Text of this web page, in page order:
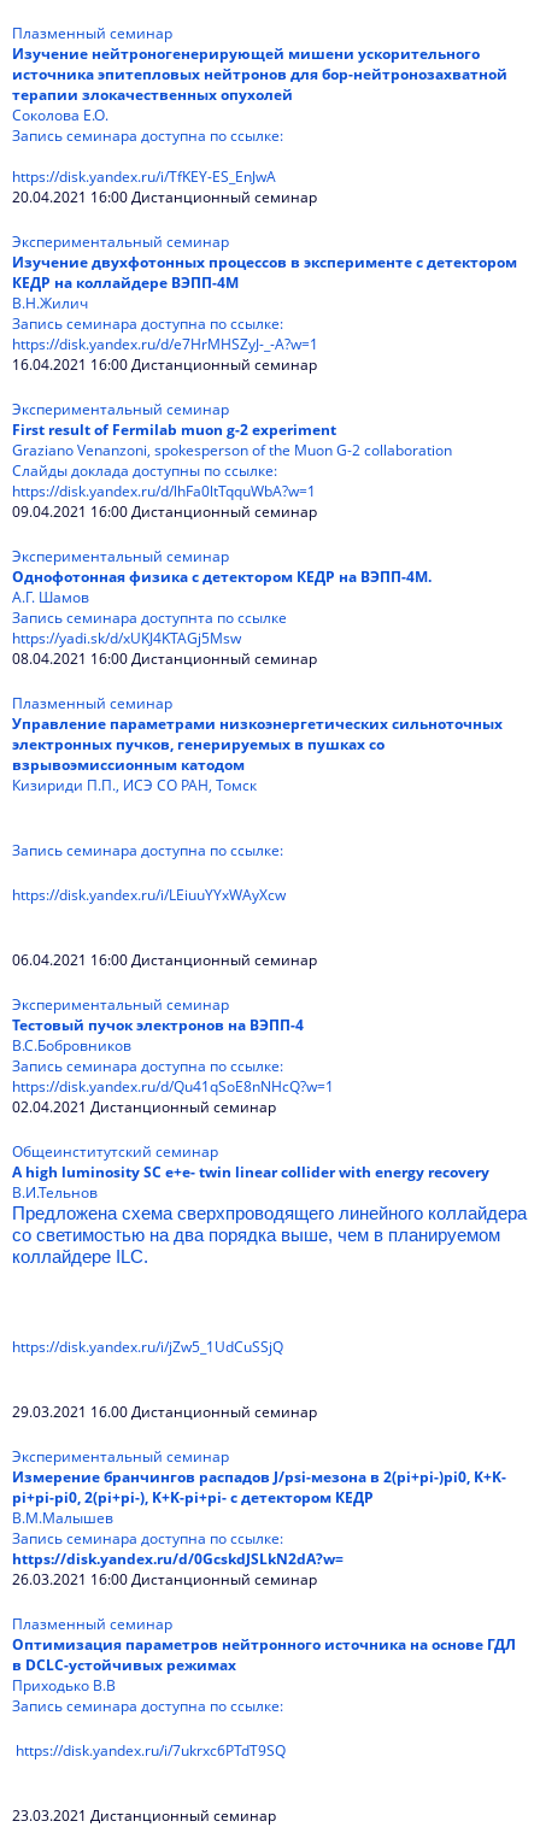
Плазменный семинар
Изучение нейтроногенерирующей мишени ускорительного
источника эпитепловых нейтронов для бор-нейтронозахватной
терапии злокачественных опухолей
Соколова Е.О.
Запись семинара доступна по ссылке:
https://disk.yandex.ru/i/TfKEY-ES_EnJwA
20.04.2021 16:00 Дистанционный семинар
Экспериментальный семинар
Изучение двухфотонных процессов в эксперименте с детектором
КЕДР на коллайдере ВЭПП-4М
В.Н.Жилич
Запись семинара доступна по ссылке:
https://disk.yandex.ru/d/e7HrMHSZyJ-_-A?w=1
16.04.2021 16:00 Дистанционный семинар
Экспериментальный семинар
First result of Fermilab muon g-2 experiment
Graziano Venanzoni, spokesperson of the Muon G-2 collaboration
Слайды доклада доступны по ссылке:
https://disk.yandex.ru/d/lhFa0ltTqquWbA?w=1
09.04.2021 16:00 Дистанционный семинар
Экспериментальный семинар
Однофотонная физика с детектором КЕДР на ВЭПП-4М.
А.Г. Шамов
Запись семинара доступнта по ссылке
https://yadi.sk/d/xUKJ4KTAGj5Msw
08.04.2021 16:00 Дистанционный семинар
Плазменный семинар
Управление параметрами низкоэнергетических сильноточных
электронных пучков, генерируемых в пушках со
взрывоэмиссионным катодом
Кизириди П.П., ИСЭ СО РАН, Томск
Запись семинара доступна по ссылке:
https://disk.yandex.ru/i/LEiuuYYxWAyXcw
06.04.2021 16:00 Дистанционный семинар
Экспериментальный семинар
Тестовый пучок электронов на ВЭПП-4
В.С.Бобровников
Запись семинара доступна по ссылке:
https://disk.yandex.ru/d/Qu41qSoE8nNHcQ?w=1
02.04.2021 Дистанционный семинар
Общеинститутский семинар
A high luminosity SC e+e- twin linear collider with energy recovery
В.И.Тельнов
Предложена схема сверхпроводящего линейного коллайдера
со светимостью на два порядка выше, чем в планируемом
коллайдере ILC.
https://disk.yandex.ru/i/jZw5_1UdCuSSjQ
29.03.2021 16.00 Дистанционный семинар
Экспериментальный семинар
Измерение бранчингов распадов J/psi-мезона в 2(pi+pi-)pi0, K+K-
pi+pi-pi0, 2(pi+pi-), K+K-pi+pi- с детектором КЕДР
В.М.Малышев
Запись семинара доступна по ссылке:
https://disk.yandex.ru/d/0GcskdJSLkN2dA?w=
26.03.2021 16:00 Дистанционный семинар
Плазменный семинар
Оптимизация параметров нейтронного источника на основе ГДЛ
в DCLC-устойчивых режимах
Приходько В.В
Запись семинара доступна по ссылке:
https://disk.yandex.ru/i/7ukrxc6PTdT9SQ
23.03.2021 Дистанционный семинар